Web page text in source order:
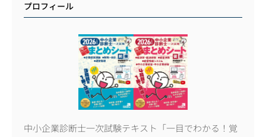
プロフィール
中小企業診断士一次試験テキスト「一目でわかる！覚